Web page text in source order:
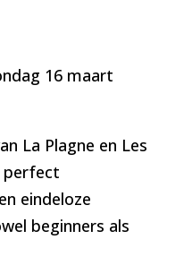
16 maart
La Plagne en Les
perfect
eindeloze
beginners als